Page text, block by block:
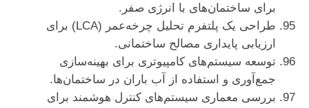
برای ساختمان‌های با انرژی صفر.
طراحی یک پلتفرم تحلیل چرخه‌عمر (LCA) برای
ارزیابی پایداری مصالح ساختمانی.
توسعه سیستم‌های کامپیوتری برای بهینه‌سازی
جمع‌آوری و استفاده از آب باران در ساختمان‌ها.
بررسی معماری سیستم‌های کنترل هوشمند برای